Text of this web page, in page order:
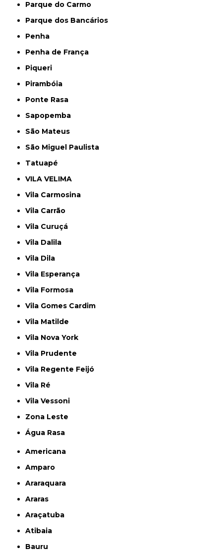
Parque do Carmo
Parque dos Bancários
Penha
Penha de França
Piqueri
Pirambóia
Ponte Rasa
Sapopemba
São Mateus
São Miguel Paulista
Tatuapé
VILA VELIMA
Vila Carmosina
Vila Carrão
Vila Curuçá
Vila Dalila
Vila Dila
Vila Esperança
Vila Formosa
Vila Gomes Cardim
Vila Matilde
Vila Nova York
Vila Prudente
Vila Regente Feijó
Vila Ré
Vila Vessoni
Zona Leste
Água Rasa
Americana
Amparo
Araraquara
Araras
Araçatuba
Atibaia
Bauru